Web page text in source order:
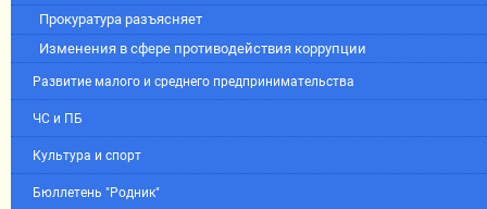
Прокуратура разъясняет
Изменения в сфере противодействия коррупции
Развитие малого и среднего предпринимательства
ЧС и ПБ
Культура и спорт
Бюллетень "Родник"